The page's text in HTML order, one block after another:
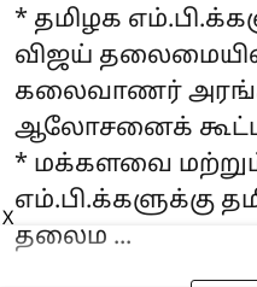
* தமிழக
விஜய்
கலைவாணர்
ஆலோசனைக்
* மக்களவை
எம்.பி.க்களுக்கு
தலைம ...
X